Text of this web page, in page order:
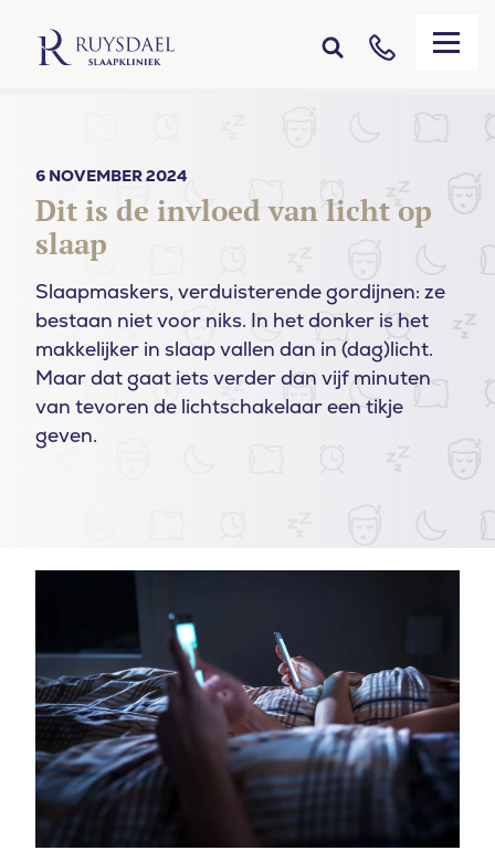
6 NOVEMBER 2024
Dit is de invloed van licht op
slaap
Slaapmaskers, verduisterende gordijnen: ze
bestaan niet voor niks. In het donker is het
makkelijker in slaap vallen dan in (dag)licht.
Maar dat gaat iets verder dan vijf minuten
van tevoren de lichtschakelaar een tikje
geven.